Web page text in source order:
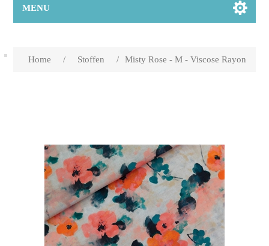
MENU
Home / Stoffen / Misty Rose - M - Viscose Rayon